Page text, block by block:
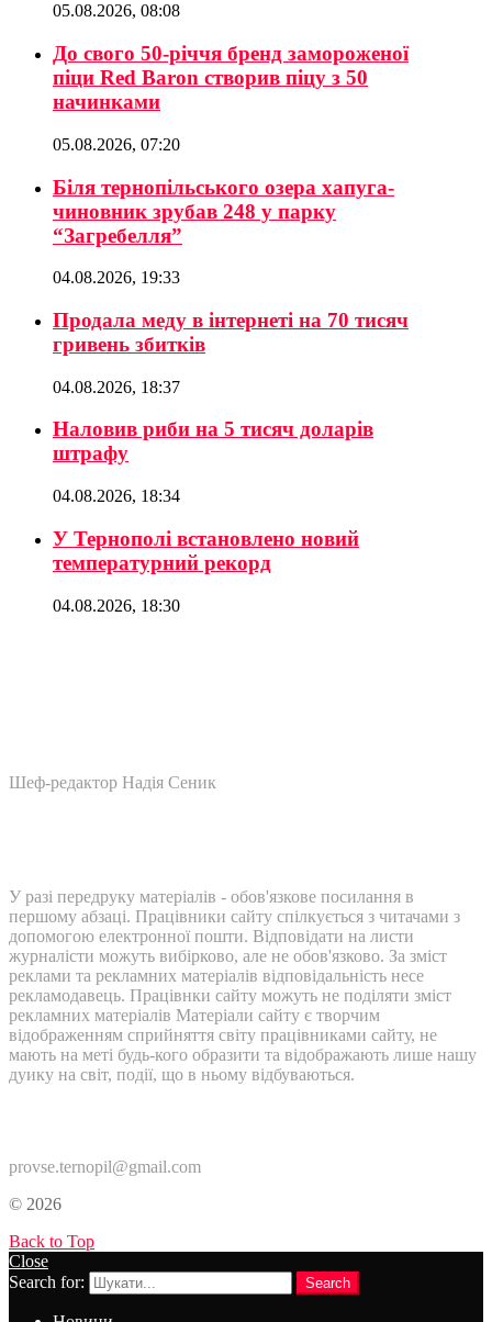
05.08.2026, 08:08
До свого 50-річчя бренд замороженої
піци Red Baron створив піцу з 50
начинками
05.08.2026, 07:20
Біля тернопільського озера хапуга-
чиновник зрубав 248 у парку
“Загребелля”
04.08.2026, 19:33
Продала меду в інтернеті на 70 тисяч
гривень збитків
04.08.2026, 18:37
Наловив риби на 5 тисяч доларів
штрафу
04.08.2026, 18:34
У Тернополі встановлено новий
температурний рекорд
04.08.2026, 18:30
Шеф-редактор Надія Сеник
У разі передруку матеріалів - обов'язкове посилання в
першому абзаці. Працівники сайту спілкується з читачами з
допомогою електронної пошти. Відповідати на листи
журналісти можуть вибірково, але не обов'язково. За зміст
реклами та рекламних матеріалів відповідальність несе
рекламодавець. Працівнки сайту можуть не поділяти зміст
рекламних матеріалів Матеріали сайту є творчим
відображенням сприйняття світу працівниками сайту, не
мають на меті будь-кого образити та відображають лише нашу
дуику на світ, події, що в ньому відбуваються.
provse.ternopil@gmail.com
© 2026
Back to Top
Close
Search for:
Search